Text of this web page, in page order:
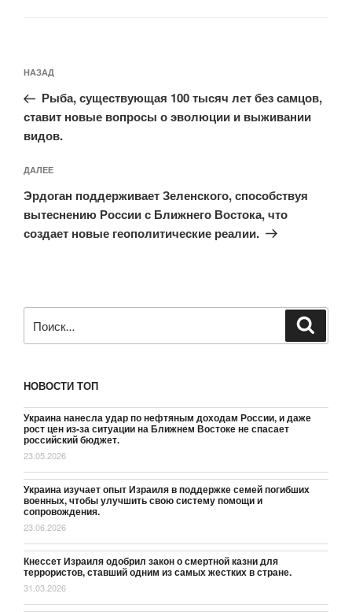
по
записям
Предыдущая
запись:
НАЗАД
Рыба, существующая 100 тысяч лет без самцов,
ставит новые вопросы о эволюции и выживании
видов.
Следующая
запись
ДАЛЕЕ
Эрдоган поддерживает Зеленского, способствуя
вытеснению России с Ближнего Востока, что
создает новые геополитические реалии.
НОВОСТИ ТОП
Украина нанесла удар по нефтяным доходам России, и даже
рост цен из-за ситуации на Ближнем Востоке не спасает
российский бюджет.
23.05.2026
Украина изучает опыт Израиля в поддержке семей погибших
военных, чтобы улучшить свою систему помощи и
сопровождения.
23.06.2026
Кнессет Израиля одобрил закон о смертной казни для
террористов, ставший одним из самых жестких в стране.
31.03.2026